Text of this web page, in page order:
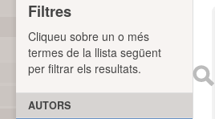
Filtres
Cliqueu sobre un o més
termes de la llista següent
per filtrar els resultats.
AUTORS